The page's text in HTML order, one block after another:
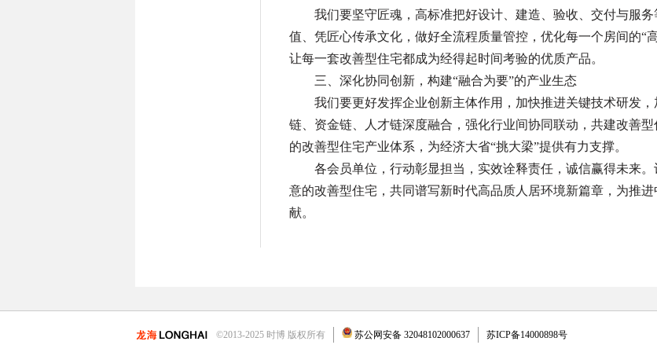
我们要坚守匠魂，高标准把好设计、建造、验收、交付与服
值、凭匠心传承文化，做好全流程质量管控，优化每一个房间的“
让每一套改善型住宅都成为经得起时间考验的优质产品。
三、深化协同创新，构建“融合为要”的产业生态
我们要更好发挥企业创新主体作用，加快推进关键技术研发
链、资金链、人才链深度融合，强化行业间协同联动，共建改善
的改善型住宅产业体系，为经济大省“挑大梁”提供有力支撑。
各会员单位，行动彰显担当，实效诠释责任，诚信赢得未来
意的改善型住宅，共同谱写新时代高品质人居环境新篇章，为推
献。
©2013-2025 时博 版权所有 苏公网安备 32048102000637 苏ICP备14000898号